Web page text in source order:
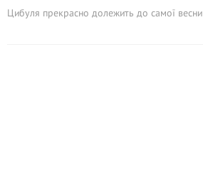
Цибуля прекрасно долежить до самої весни